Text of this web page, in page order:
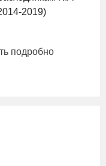
2019)
подробно